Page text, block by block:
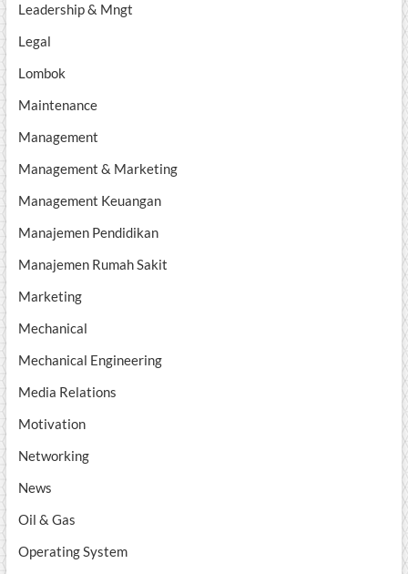
Leadership & Mngt
Legal
Lombok
Maintenance
Management
Management & Marketing
Management Keuangan
Manajemen Pendidikan
Manajemen Rumah Sakit
Marketing
Mechanical
Mechanical Engineering
Media Relations
Motivation
Networking
News
Oil & Gas
Operating System